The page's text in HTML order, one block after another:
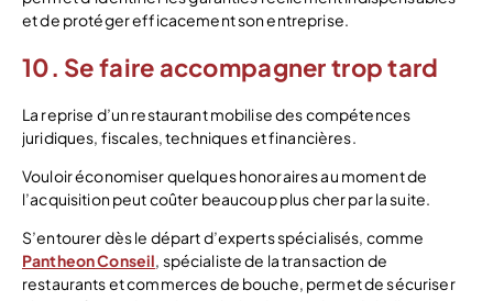
et de protéger efficacement son entreprise.
10. Se faire accompagner trop tard
La reprise d’un restaurant mobilise des compétences
juridiques, fiscales, techniques et financières.
Vouloir économiser quelques honoraires au moment de
l’acquisition peut coûter beaucoup plus cher par la suite.
S’entourer dès le départ d’experts spécialisés, comme
Pantheon Conseil, spécialiste de la transaction de
restaurants et commerces de bouche, permet de sécuriser